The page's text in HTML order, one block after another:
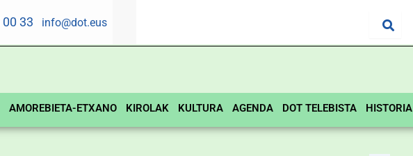
00 33 info@dot.eus
AMOREBIETA-ETXANO KIROLAK KULTURA AGENDA DOT TELEBISTA HISTORIA